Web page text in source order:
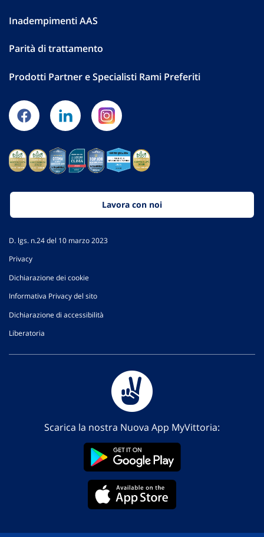
Inadempimenti AAS
Parità di trattamento
Prodotti Partner e Specialisti Rami Preferiti
Lavora con noi
D. lgs. n.24 del 10 marzo 2023
Privacy
Dichiarazione dei cookie
Informativa Privacy del sito
Dichiarazione di accessibilità
Liberatoria
Scarica la nostra Nuova App MyVittoria: